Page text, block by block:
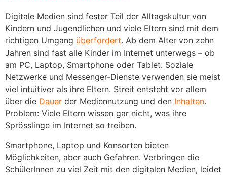
Digitale Medien sind fester Teil der Alltagskultur von
Kindern und Jugendlichen und viele Eltern sind mit dem
richtigen Umgang überfordert. Ab dem Alter von zehn
Jahren sind fast alle Kinder im Internet unterwegs – ob
am PC, Laptop, Smartphone oder Tablet. Soziale
Netzwerke und Messenger-Dienste verwenden sie meist
viel intuitiver als ihre Eltern. Streit entsteht vor allem
über die Dauer der Mediennutzung und den Inhalten.
Problem: Viele Eltern wissen gar nicht, was ihre
Sprösslinge im Internet so treiben.
Smartphone, Laptop und Konsorten bieten
Möglichkeiten, aber auch Gefahren. Verbringen die
SchülerInnen zu viel Zeit mit den digitalen Medien, leidet